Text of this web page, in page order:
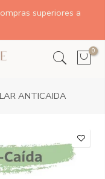
superiores a
0
ANTICAIDA